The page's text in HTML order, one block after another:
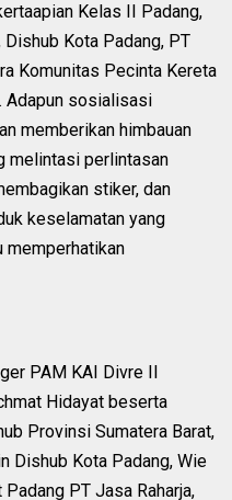
Kelas II Padang,
Kota Padang, PT
Komunitas Pecinta Kereta
Adapun sosialisasi
memberikan himbauan
melintasi perlintasan
stiker, dan
keselamatan yang
memperhatikan
PAM KAI Divre II
Hidayat beserta
Provinsi Sumatera Barat,
Dishub Kota Padang, Wie
PT Jasa Raharja,